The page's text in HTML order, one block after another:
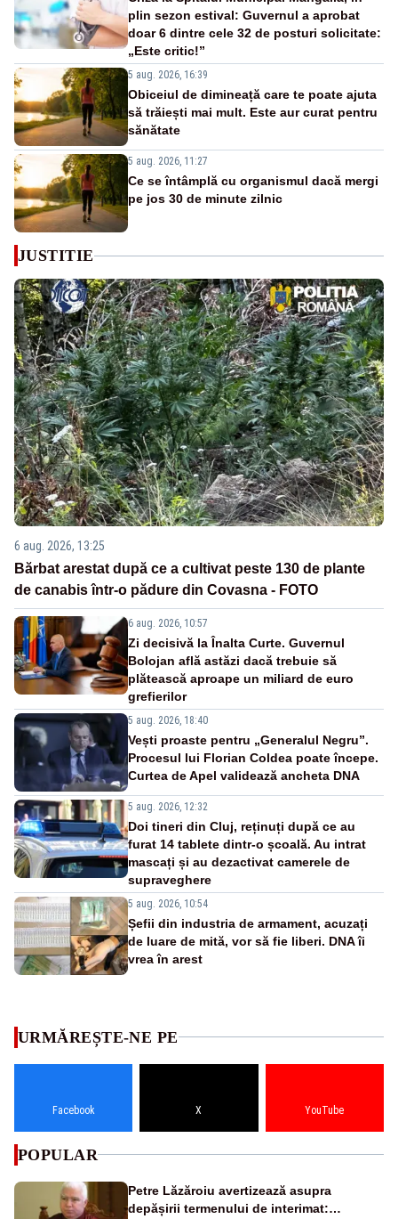
plin sezon estival: Guvernul a aprobat
doar 6 dintre cele 32 de posturi solicitate:
„Este critic!”
5 aug. 2026, 16:39
Obiceiul de dimineață care te poate ajuta
să trăiești mai mult. Este aur curat pentru
sănătate
5 aug. 2026, 11:27
Ce se întâmplă cu organismul dacă mergi
pe jos 30 de minute zilnic
JUSTITIE
6 aug. 2026, 13:25
Bărbat arestat după ce a cultivat peste 130 de plante
de canabis într-o pădure din Covasna - FOTO
6 aug. 2026, 10:57
Zi decisivă la Înalta Curte. Guvernul
Bolojan află astăzi dacă trebuie să
plătească aproape un miliard de euro
grefierilor
5 aug. 2026, 18:40
Vești proaste pentru „Generalul Negru”.
Procesul lui Florian Coldea poate începe.
Curtea de Apel validează ancheta DNA
5 aug. 2026, 12:32
Doi tineri din Cluj, reținuți după ce au
furat 14 tablete dintr-o școală. Au intrat
mascați și au dezactivat camerele de
supraveghere
5 aug. 2026, 10:54
Șefii din industria de armament, acuzați
de luare de mită, vor să fie liberi. DNA îi
vrea în arest
URMĂREȘTE-NE PE
Facebook X YouTube
POPULAR
Petre Lăzăroiu avertizează asupra
depășirii termenului de interimat: